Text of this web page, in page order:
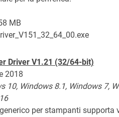
MB
Driver V1.21 (32/64-bit)
2018
10, Windows 8.1, Windows 7,
per stampanti supporta